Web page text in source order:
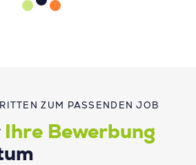
ZUM PASSENDEN JOB
Ihre Bewerbung